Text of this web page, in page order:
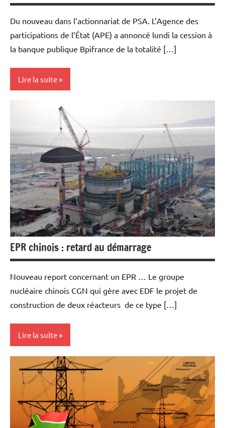
Du nouveau dans l’actionnariat de PSA. L’Agence des
participations de l’État (APE) a annoncé lundi la cession à
la banque publique Bpifrance de la totalité […]
Lire la suite
Banques
Banques/Assurances
Economie
Valeurs
du
CAC40
EPR chinois : retard au démarrage
Nouveau report concernant un EPR … Le groupe
nucléaire chinois CGN qui gère avec EDF le projet de
construction de deux réacteurs de ce type […]
Lire la suite
Actualités
Ecologie
Economie
Energies